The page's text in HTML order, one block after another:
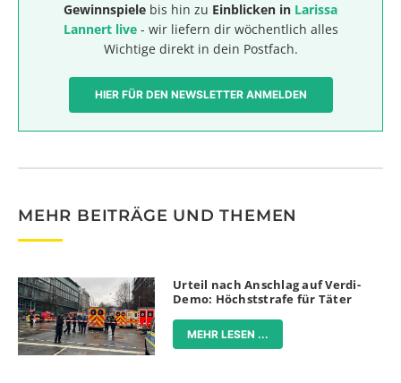
Gewinnspiele bis hin zu Einblicken in Larissa
Lannert live- wir liefern dir wöchentlich alles
Wichtige direkt in dein Postfach.
HIER FÜR DEN NEWSLETTER ANMELDEN
MEHR BEITRÄGE UND THEMEN
Urteil nach Anschlag auf Verdi-
Demo: Höchststrafe für Täter
MEHR LESEN ...